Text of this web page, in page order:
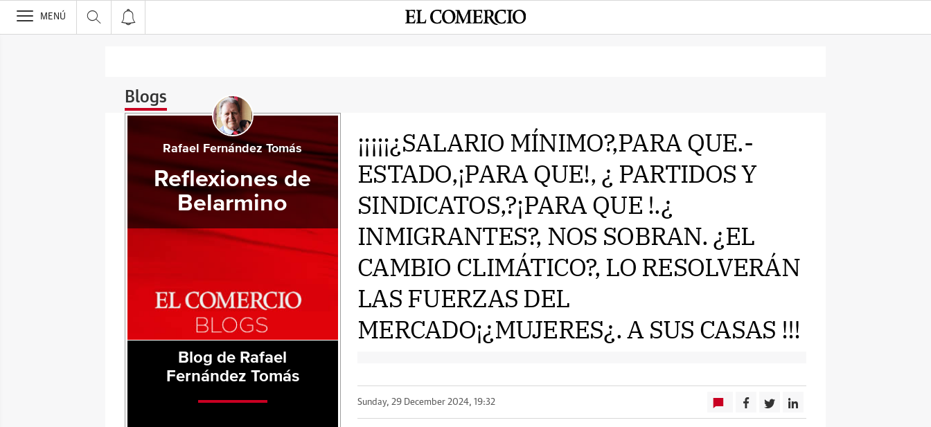
>
MENÚ
Blogs
¡¡¡¡¡¿SALARIO MÍNIMO?,PARA QUE.-
ESTADO,¡PARA QUE!, ¿ PARTIDOS Y
SINDICATOS,?¡PARA QUE !.¿
INMIGRANTES?, NOS SOBRAN. ¿EL
CAMBIO CLIMÁTICO?, LO RESOLVERÁN
LAS FUERZAS DEL
MERCADO¡¿MUJERES¿. A SUS CASAS !!!
Sunday, 29 December 2024, 19:32
Rafael Fernández Tomás
Reflexiones de
Belarmino
Blog de Rafael
Fernández Tomás